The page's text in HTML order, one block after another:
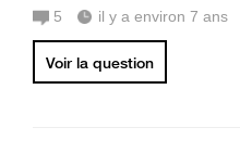
5 il y a environ 7 ans
Voir la question